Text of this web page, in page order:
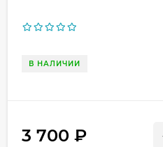
В НАЛИЧИИ
3 700 ₽